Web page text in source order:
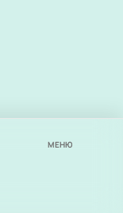
МЕНЮ